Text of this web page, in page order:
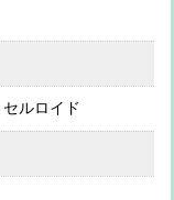
セルロイド